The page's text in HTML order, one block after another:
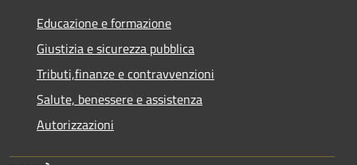
Educazione e formazione
Giustizia e sicurezza pubblica
Tributi,finanze e contravvenzioni
Salute, benessere e assistenza
Autorizzazioni